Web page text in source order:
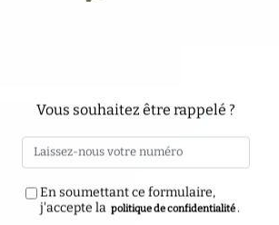
Vous souhaitez être rappelé ?
En soumettant ce formulaire,
j'accepte la politique de confidentialité .